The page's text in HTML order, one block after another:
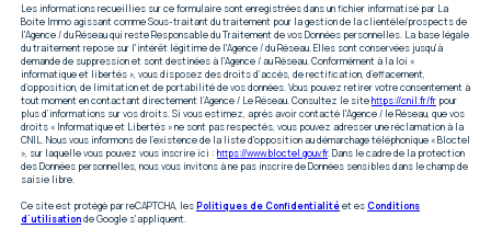
Les informations recueillies sur ce formulaire sont enregistrées dans un fichier informatisé par La
Boite Immo agissant comme Sous-traitant du traitement pour la gestion de la clientèle/prospects de
l'Agence / du Réseau qui reste Responsable du Traitement de vos Données personnelles. La base légale
du traitement repose sur l'intérêt légitime de l'Agence / du Réseau. Elles sont conservées jusqu'à
demande de suppression et sont destinées à l'Agence / au Réseau. Conformément à la loi «
informatique et libertés », vous disposez des droits d’accès, de rectification, d’effacement,
d’opposition, de limitation et de portabilité de vos données. Vous pouvez retirer votre consentement à
tout moment en contactant directement l’Agence / Le Réseau. Consultez le sitehttps://cnil.fr/fr pour
plus d’informations sur vos droits. Si vous estimez, après avoir contacté l'Agence / le Réseau, que vos
droits « Informatique et Libertés » ne sont pas respectés, vous pouvez adresser une réclamation à la
CNIL. Nous vous informons de l’existence de la liste d'opposition au démarchage téléphonique « Bloctel
», sur laquelle vous pouvez vous inscrire ici : https://www.bloctel.gouv.fr. Dans le cadre de la protection
des Données personnelles, nous vous invitons à ne pas inscrire de Données sensibles dans le champ de
saisie libre.
Ce site est protégé par reCAPTCHA, lesPolitiques de Confidentialitéet esConditions
d'utilisationde Google s'appliquent.